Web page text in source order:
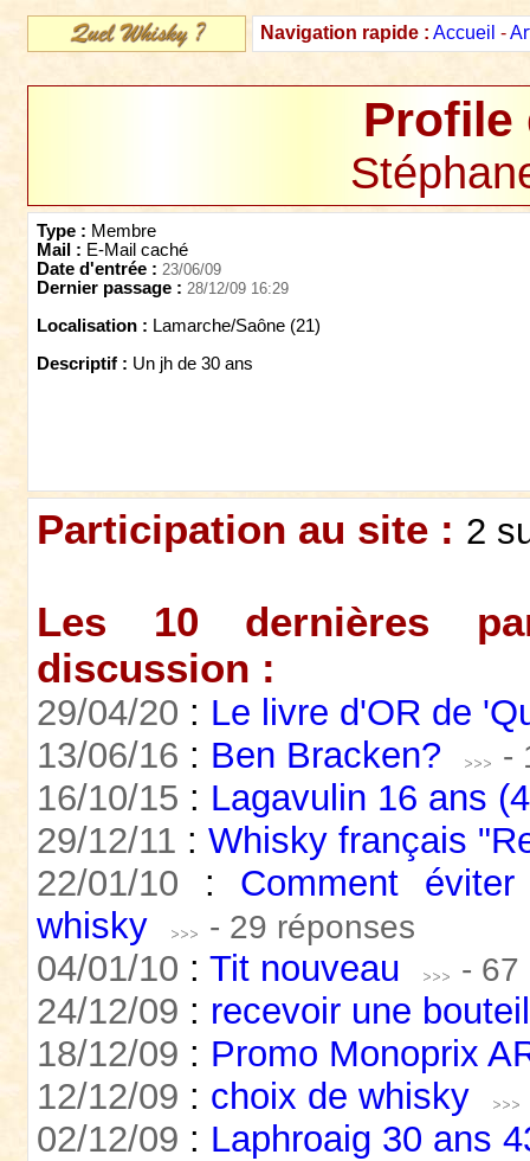
Navigation rapide : Accueil -
Profile
Type : Membre
Mail : E-Mail caché
Date d'entrée : 23/06/09
Dernier passage : 28/12/09 16:29
Localisation : Lamarche/Saône (21)
Descriptif : Un jh de 30 ans
Participation au site : 2
Les 10 dernières
discussion :
29/04/20 : Le livre d'OR de
13/06/16 : Ben Bracken? -
16/10/15 : Lagavulin 16 ans
29/12/11 : Whisky français
22/01/10 : Comment
whisky
- 29 réponses
04/01/10 : Tit nouveau - 67
24/12/09 : recevoir une
18/12/09 : Promo Monoprix
12/12/09 : choix de whisky
02/12/09 : Laphroaig 30 ans